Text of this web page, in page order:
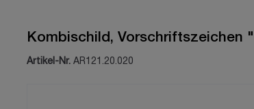
Kombischild, Vorschriftszeichen
Artikel-Nr. AR121.20.020